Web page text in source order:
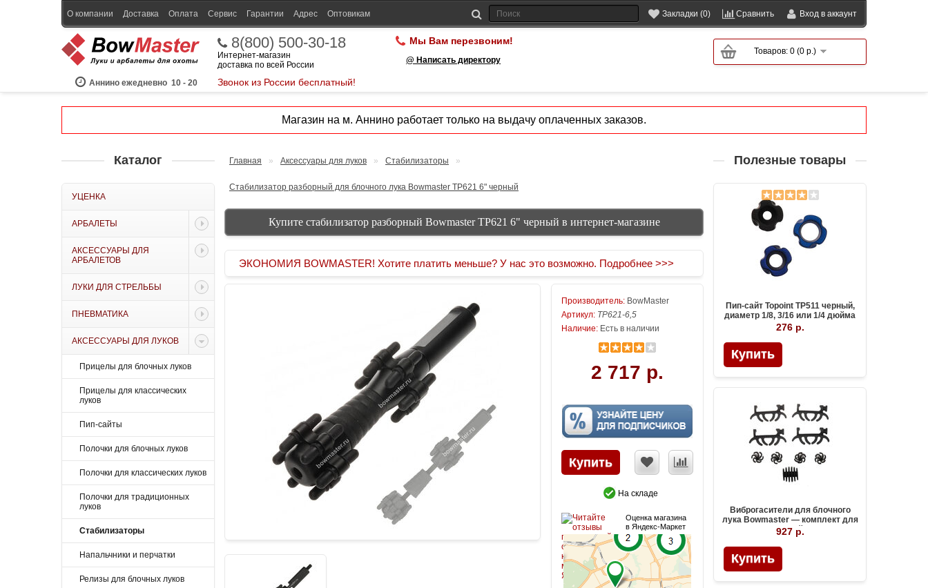
Закладки (0) Сравнить Вход в аккаунт
О компании Доставка Оплата Сервис Гарантии Адрес Оптовикам
Аннино ежедневно 10 - 20
8(800) 500-30-18
Интернет-магазин
доставка по всей России
Звонок из России бесплатный!
Мы Вам перезвоним!
@ Написать директору
Товаров: 0 (0 р.)
Магазин на м. Аннино работает только на выдачу оплаченных заказов.
Каталог
УЦЕНКА
АРБАЛЕТЫ
АКСЕССУАРЫ ДЛЯ
АРБАЛЕТОВ
ЛУКИ ДЛЯ СТРЕЛЬБЫ
ПНЕВМАТИКА
АКСЕССУАРЫ ДЛЯ ЛУКОВ
Прицелы для блочных луков
Прицелы для классических
луков
Пип-сайты
Полочки для блочных луков
Полочки для классических луков
Полочки для традиционных
луков
Стабилизаторы
Напальчники и перчатки
Релизы для блочных луков
Полезные товары
Пип-сайт Topoint TP511 черный,
диаметр 1/8, 3/16 или 1/4 дюйма
276 р.
Купить
Виброгасители для блочного
лука Bowmaster — комплект для
тетивы, плечей и отвода
927 р.
Купить
Главная » Аксессуары для луков » Стабилизаторы »
Стабилизатор разборный для блочного лука Bowmaster TP621 6" черный
Купите стабилизатор разборный Bowmaster TP621 6" черный в интернет-магазине
ЭКОНОМИЯ BOWMASTER! Хотите платить меньше? У нас это возможно. Подробнее >>>
Производитель: BowMaster
Артикул: TP621-6,5
Наличие: Есть в наличии
2 717 р.
На складе
Оценка магазина
в Яндекс-Маркет